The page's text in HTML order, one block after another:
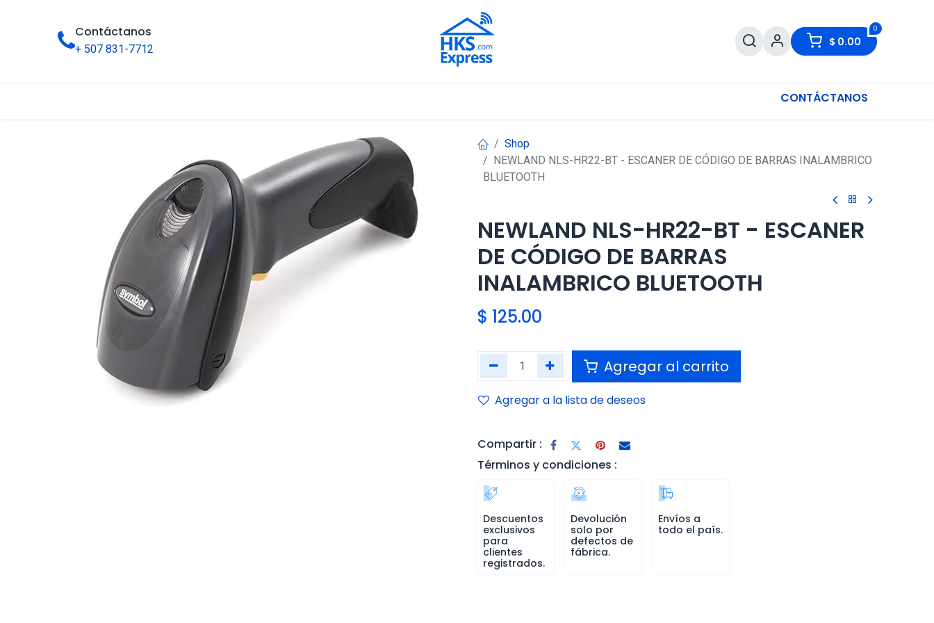
Contáctanos
+ 507 831-7712
0
$ 0.00
CONTÁCTANOS
Shop
NEWLAND NLS-HR22-BT - ESCANER DE CÓDIGO DE BARRAS INALAMBRICO
BLUETOOTH
NEWLAND NLS-HR22-BT - ESCANER
DE CÓDIGO DE BARRAS
INALAMBRICO BLUETOOTH
$ 125.00
Agregar al carrito
Agregar a la lista de deseos
Compartir :
Términos y condiciones :
Descuentos
exclusivos
para
clientes
registrados.
Devolución
solo por
defectos de
fábrica.
Envíos a
todo el país.